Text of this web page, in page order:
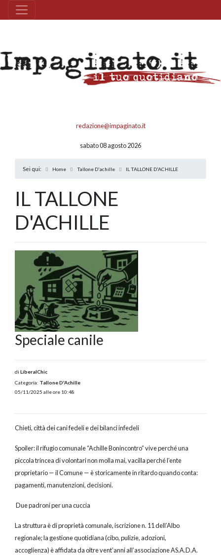
redazione@impaginato.it
sabato 08 agosto 2026
Sei qui: Home Tallone D'achille IL TALLONE D'ACHILLE
IL TALLONE
D'ACHILLE
Speciale canile
di LiberalChic
Categoria: Tallone D'Achille
05/11/2025 alle ore 10:48
Chieti, città dei cani fedeli e dei bilanci infedeli
Spoiler: il rifugio comunale “Achille Bonincontro” vive perché una
piccola trincea di volontari non molla mai, vacilla perché l’ente
proprietario — il Comune — è storicamente in ritardo quando conta:
pagamenti, manutenzioni, decisioni.
Due padroni per una cuccia
La struttura è di proprietà comunale, iscrizione n. 11 dell’Albo
regionale; la gestione quotidiana (cibo, pulizie, adozioni,
accoglienza) è affidata da oltre vent’anni all’associazione AS.A.D.A.